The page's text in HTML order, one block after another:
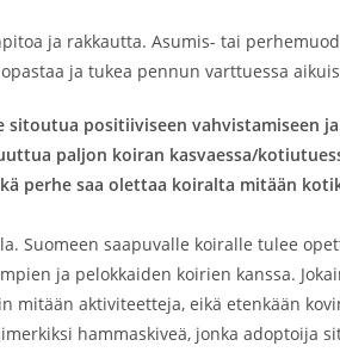
ja rakkautta. Asumis- tai
ja tukea pennun varttuessa
positiiviseen vahvistamiseen
paljon koiran kasvaessa/
perhe saa olettaa koiralta mitään
Suomeen saapuvalle koiralle tulee
ja pelokkaiden koirien kanssa.
aktiviteetteja, eikä etenkään
hammaskiveä, jonka adoptoija